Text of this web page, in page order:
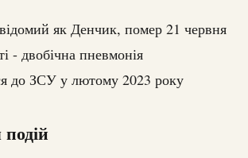
як Денчик, помер 21 червня
- двобічна пневмонія
до ЗСУ у лютому 2023 року